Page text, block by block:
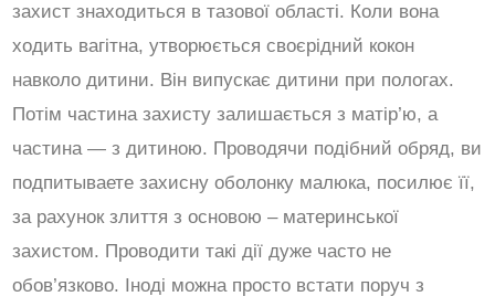
захист знаходиться в тазової області. Коли вона
ходить вагітна, утворюється своєрідний кокон
навколо дитини. Він випускає дитини при пологах.
Потім частина захисту залишається з матір’ю, а
частина — з дитиною. Проводячи подібний обряд, ви
подпитываете захисну оболонку малюка, посилює її,
за рахунок злиття з основою – материнської
захистом. Проводити такі дії дуже часто не
обов’язково. Іноді можна просто встати поруч з